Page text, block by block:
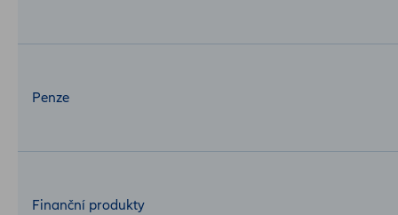
Penze
Finanční produkty